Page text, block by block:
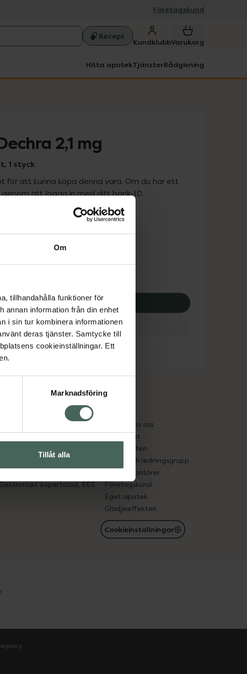
Om
tillhandahålla funktioner för
annan information från din enhet
i sin tur kombinera informationen
deras tjänster. Samtycke till
cookieinställningar. Ett
Marknadsföring
Tillåt alla
Företagskund
Recept
KundklubbVarukorg
Hitta apotekTjänsterRådgivning
2,1 mg
1 styck
för att kunna köpa denna vara. Om du har ett
att logga in med ditt bank-ID.
0 kr
Köp via ditt recept
Resa med läkemedel
expertstöd, EES
Om oss
Jobba hos oss
Hållbarhet
Samarbeten
Ägare och ledningsgrupp
För leverantörer
Företagskund
Eget apotek
Glädjeeffekten
Cookieinställningar